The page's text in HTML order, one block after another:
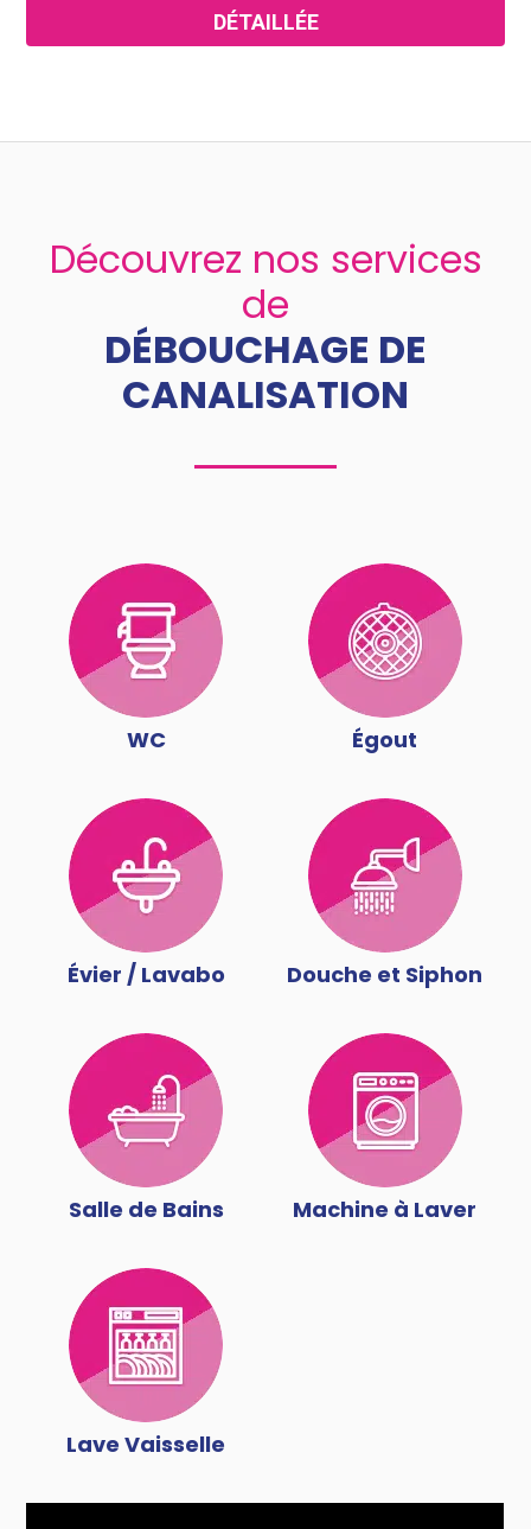
DÉTAILLÉE
Découvrez nos services
de
DÉBOUCHAGE DE
CANALISATION
WC Égout
Évier / Lavabo Douche et Siphon
Salle de Bains Machine à Laver
Lave Vaisselle